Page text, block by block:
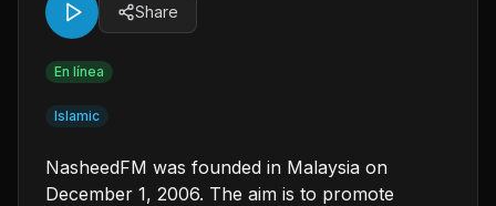
Share
En línea
Islamic
NasheedFM was founded in Malaysia on
December 1, 2006. The aim is to promote